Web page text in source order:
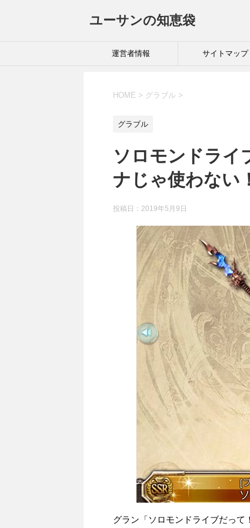
ユーサンの知恵袋
運営者情報 サイトマップ
HOME > グラブル >
グラブル
ソロモンドライ
ナじゃ使わない！
投稿日： 2019年5月9日
グラン「ソロモンドライブだって